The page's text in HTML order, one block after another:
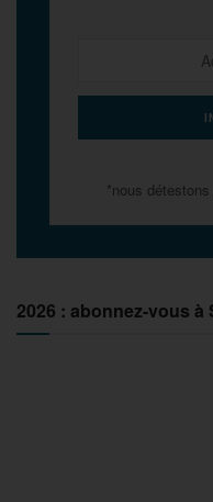
*nous
2026 : abonnez-vous à